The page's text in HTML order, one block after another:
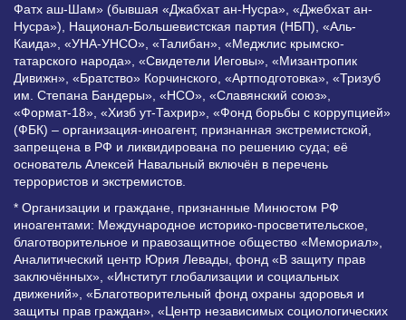
Фатх аш-Шам» (бывшая «Джабхат ан-Нусра», «Джебхат ан-
Нусра»), Национал-Большевистская партия (НБП), «Аль-
Каида», «УНА-УНСО», «Талибан», «Меджлис крымско-
татарского народа», «Свидетели Иеговы», «Мизантропик
Дивижн», «Братство» Корчинского, «Артподготовка», «Тризуб
им. Степана Бандеры», «НСО», «Славянский союз»,
«Формат-18», «Хизб ут-Тахрир», «Фонд борьбы с коррупцией»
(ФБК) – организация-иноагент, признанная экстремистской,
запрещена в РФ и ликвидирована по решению суда; её
основатель Алексей Навальный включён в перечень
террористов и экстремистов.
* Организации и граждане, признанные Минюстом РФ
иноагентами: Международное историко-просветительское,
благотворительное и правозащитное общество «Мемориал»,
Аналитический центр Юрия Левады, фонд «В защиту прав
заключённых», «Институт глобализации и социальных
движений», «Благотворительный фонд охраны здоровья и
защиты прав граждан», «Центр независимых социологических